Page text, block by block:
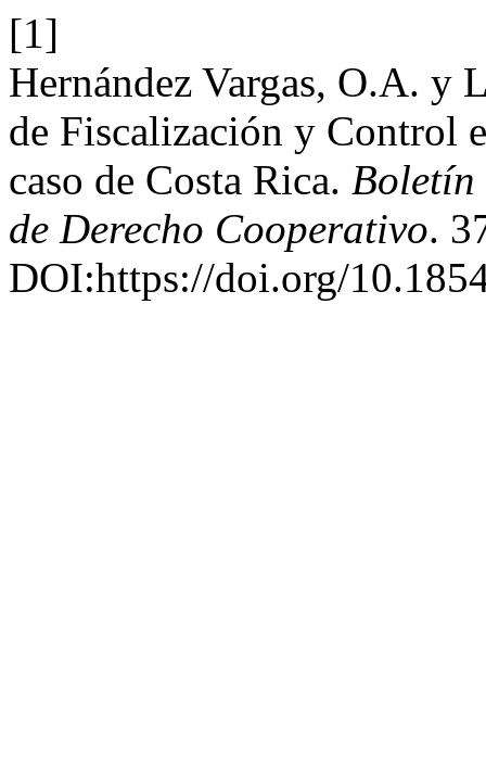
[1]
Hernández Vargas, O.A. y
de Fiscalización y Control
caso de Costa Rica. Boletín
de Derecho Cooperativo.
DOI:https://doi.org/